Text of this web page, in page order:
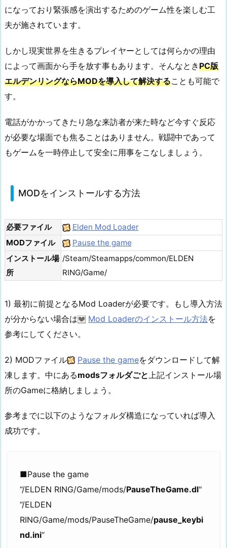
になっており緊張感を演出するためのゲーム性を楽しむ工
夫が施されています。
しかし現実世界を生きるプレイヤーとしては何らかの理由
によって画面から手を放す事もあります。そんなときPC版
エルデンリングならMODを導入して解決することも可能で
す。
電話がかかってきたり急な来訪者が来た時など今すぐ反応
が必要な場面でも焦ることはありません。戦闘中であって
もゲームを一時停止して安全に用事をこなしましょう。
MODをインストールする方法
必要ファイル
Elden Mod Loader
MODファイル
Pause the game
インストール場
所
/Steam/Steamapps/common/ELDEN
RING/Game/
1) 最初に前提となるMod Loaderが必要です。もし導入方法
が分からない場合は
Mod Loaderのインストール方法を
参考にしてください。
2) MODファイル Pause the gameをダウンロードして解
凍します。中にあるmodsフォルダごと 上記インストール場
所のGameに格納しましょう。
参考までに以下のようなフォルダ構造になっていれば導入
成功です。
■Pause the game
“/ELDEN RING/Game/mods/PauseTheGame.dl"
“/ELDEN
RING/Game/mods/PauseTheGame/pause_keybi
nd.ini“